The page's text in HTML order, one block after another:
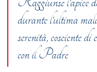
durante l’ultima
serenità, cosciente di
con il Padre